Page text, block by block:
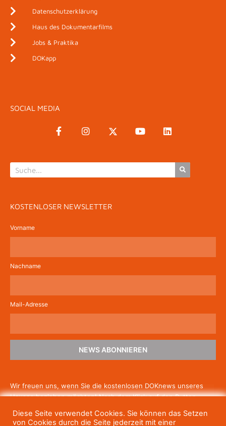
Datenschutzerklärung
Haus des Dokumentarfilms
Jobs & Praktika
DOKapp
SOCIAL MEDIA
KOSTENLOSER NEWSLETTER
Vorname
Nachname
Mail-Adresse
NEWS ABONNIEREN
Wir freuen uns, wenn Sie die kostenlosen DOKnews unseres
Hauses beziehen möchten! Nach dem Klick auf den Button
um die Newsletter-Anmeldung abzuschließen. Wenn Sie unsere
Diese Seite verwendet Cookies. Sie können das Setzen
von Cookies durch die Seite jederzeit mit einer